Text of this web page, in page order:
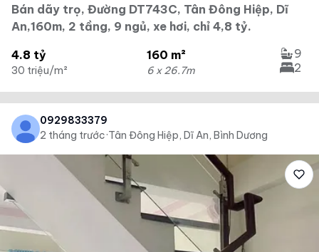
Bán dãy trọ, Đường DT743C, Tân Đông Hiệp, Dĩ
An,160m, 2 tầng, 9 ngủ, xe hơi, chỉ 4,8 tỷ.
4.8 tỷ
30 triệu/m²
160 m²
6 x 26.7m
9
2
0929833379
2 tháng trước·Tân Đông Hiệp, Dĩ An, Bình Dương